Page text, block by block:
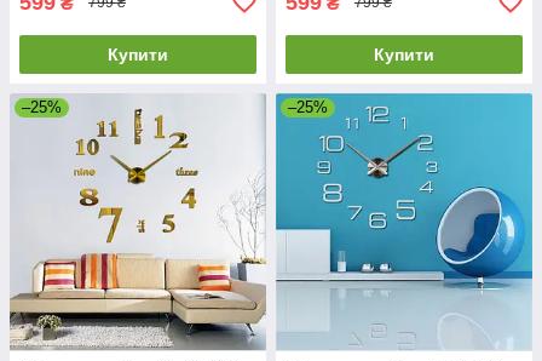
Купити Купити
–25% –25%